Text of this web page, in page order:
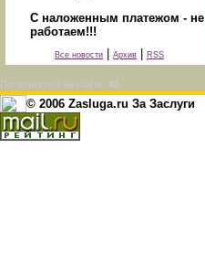
С наложенным платежом - не
работаем!!!
Все новости Архив RSS
Посетителей на сайте: 45
© 2006 Zasluga.ru За Заслуги